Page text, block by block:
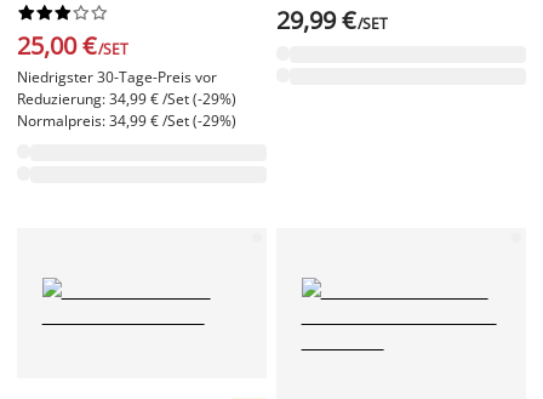






25,00 €/SET
Niedrigster 30-Tage-Preis vor
Reduzierung: 34,99 € /Set (-29%)
Normalpreis: 34,99 € /Set (-29%)
29,99 €/SET